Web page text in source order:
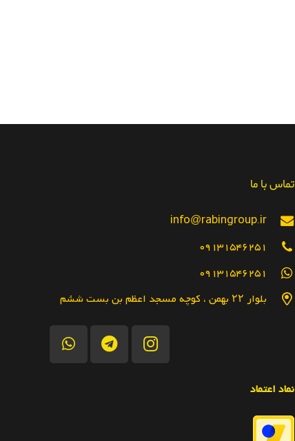
تماس با ما
info@rabingroup.ir
09131546251
09131546251
بلوار ۲۲ بهمن ، کوچه مسجد اعظم بن بست ششم
نماد اعتماد